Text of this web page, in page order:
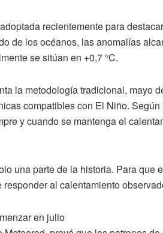
recientemente para
de los océanos, las anomalías
se sitúan en +0,7 °C.
la metodología tradicional, mayo
compatibles con El Niño.
y cuando se mantenga el
una parte de la historia. Para que
al calentamiento
en julio